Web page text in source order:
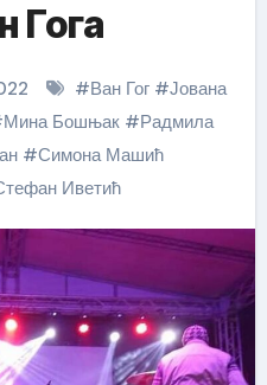
Гога
#Ван Гог #Јована
Мина Бошњак#Радмила
#Симона Машић
Иветић